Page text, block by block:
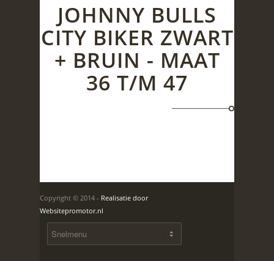
JOHNNY BULLS
CITY BIKER ZWART
+ BRUIN - MAAT
36 T/M 47
Copyright © 2014 - Realisatie door
Websitepromotor.nl